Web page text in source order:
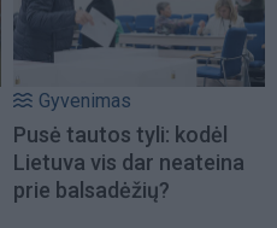
Gyvenimas
Pusė tautos tyli: kodėl
Lietuva vis dar neateina
prie balsadėžių?